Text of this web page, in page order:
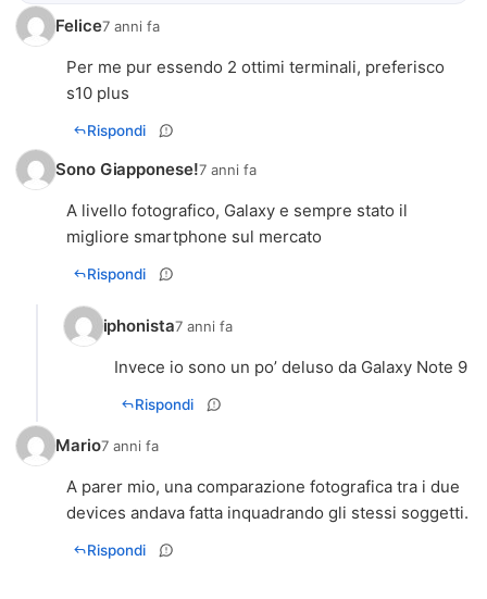
Felice7 anni fa
Per me pur essendo 2 ottimi terminali, preferisco
s10 plus
Rispondi
Sono Giapponese!7 anni fa
A livello fotografico, Galaxy e sempre stato il
migliore smartphone sul mercato
Rispondi
iphonista7 anni fa
Invece io sono un po’ deluso da Galaxy Note 9
Rispondi
Mario7 anni fa
A parer mio, una comparazione fotografica tra i due
devices andava fatta inquadrando gli stessi soggetti.
Rispondi